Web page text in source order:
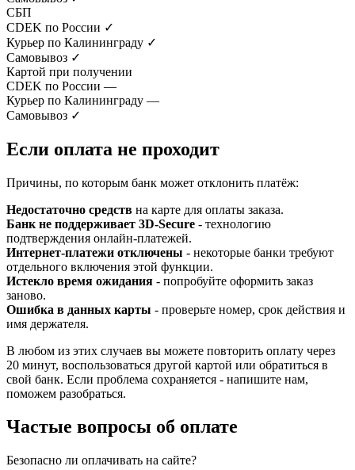
СБП
CDEK по России ✓
Курьер по Калининграду ✓
Самовывоз ✓
Картой при получении
CDEK по России —
Курьер по Калининграду —
Самовывоз ✓
Если оплата не проходит
Причины, по которым банк может отклонить платёж:
Недостаточно средств на карте для оплаты заказа.
Банк не поддерживает 3D-Secure - технологию
подтверждения онлайн-платежей.
Интернет-платежи отключены - некоторые банки требуют
отдельного включения этой функции.
Истекло время ожидания - попробуйте оформить заказ
заново.
Ошибка в данных карты - проверьте номер, срок действия и
имя держателя.
В любом из этих случаев вы можете повторить оплату через
20 минут, воспользоваться другой картой или обратиться в
свой банк. Если проблема сохраняется - напишите нам,
поможем разобраться.
Частые вопросы об оплате
Безопасно ли оплачивать на сайте?